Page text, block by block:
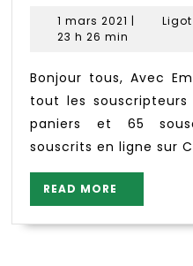
contrats
Attention
Vendredi
5mars
dernier
délai.
1 mars 2021 1|
23 h 26 min
Bonjour tous, Avec Emilie nous avons recensé
tout les
paniers et 65
souscrits en ligne sur
READ MORE
MORE